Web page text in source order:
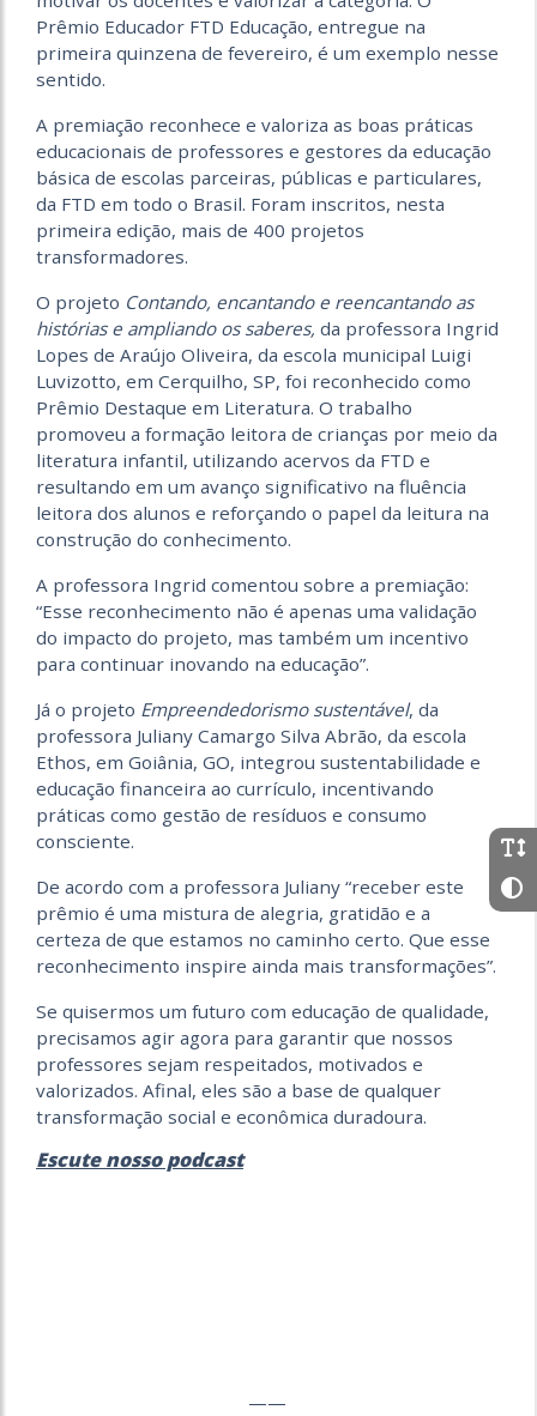
Prêmio Educador FTD Educação, entregue na
primeira quinzena de fevereiro, é um exemplo nesse
sentido.
A premiação reconhece e valoriza as boas práticas
educacionais de professores e gestores da educação
básica de escolas parceiras, públicas e particulares,
da FTD em todo o Brasil. Foram inscritos, nesta
primeira edição, mais de 400 projetos
transformadores.
O projeto Contando, encantando e reencantando as
histórias e ampliando os saberes, da professora Ingrid
Lopes de Araújo Oliveira, da escola municipal Luigi
Luvizotto, em Cerquilho, SP, foi reconhecido como
Prêmio Destaque em Literatura. O trabalho
promoveu a formação leitora de crianças por meio da
literatura infantil, utilizando acervos da FTD e
resultando em um avanço significativo na fluência
leitora dos alunos e reforçando o papel da leitura na
construção do conhecimento.
A professora Ingrid comentou sobre a premiação:
“Esse reconhecimento não é apenas uma validação
do impacto do projeto, mas também um incentivo
para continuar inovando na educação”.
Já o projeto Empreendedorismo sustentável, da
professora Juliany Camargo Silva Abrão, da escola
Ethos, em Goiânia, GO, integrou sustentabilidade e
educação financeira ao currículo, incentivando
práticas como gestão de resíduos e consumo
consciente.
De acordo com a professora Juliany “receber este
prêmio é uma mistura de alegria, gratidão e a
certeza de que estamos no caminho certo. Que esse
reconhecimento inspire ainda mais transformações”.
Se quisermos um futuro com educação de qualidade,
precisamos agir agora para garantir que nossos
professores sejam respeitados, motivados e
valorizados. Afinal, eles são a base de qualquer
transformação social e econômica duradoura.
Escute nosso podcast
——